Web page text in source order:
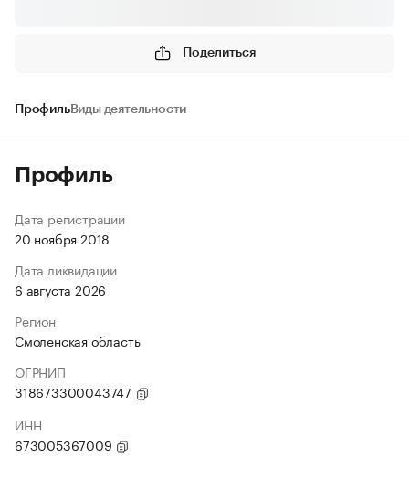
Поделиться
ПрофильВиды деятельности
Профиль
Дата регистрации
20 ноября 2018
Дата ликвидации
6 августа 2026
Регион
Смоленская область
ОГРНИП
318673300043747
ИНН
673005367009